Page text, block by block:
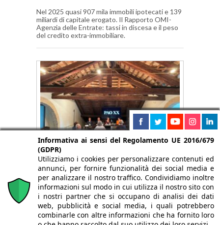
Nel 2025 quasi 907 mila immobili ipotecati e 139
miliardi di capitale erogato. Il Rapporto OMI-
Agenzia delle Entrate: tassi in discesa e il peso
del credito extra-immobiliare.
Premio Architettura Città di Oderzo
2026: pubblicato il bando della XX
edizione
4 Agosto 2026
Pubblicato il bando della XX edizione del Premio
Informativa ai sensi del Regolamento UE 2016/679
(GDPR)
Utilizziamo i cookies per personalizzare contenuti ed
annunci, per fornire funzionalità dei social media e
per analizzare il nostro traffico. Condividiamo inoltre
informazioni sul modo in cui utilizza il nostro sito con
i nostri partner che si occupano di analisi dei dati
web, pubblicità e social media, i quali potrebbero
combinarle con altre informazioni che ha fornito loro